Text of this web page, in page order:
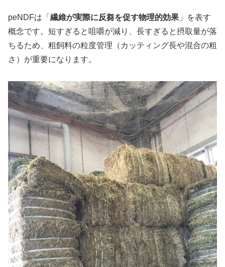
peNDFは「 繊維が実際に反芻を促す物理的効果 」を表す
概念です。短すぎると咀嚼が減り、長すぎると摂取量が落
ちるため、粗飼料の粒度管理（カッティング長や混合の粗
さ）が重要になります。